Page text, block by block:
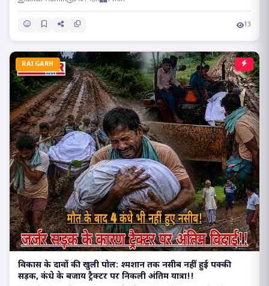
13
RAIGARH
विकास के दावों की खुली पोल: श्मशान तक नसीब नहीं हुई पक्की
सड़क, कंधे के बजाय ट्रैक्टर पर निकली अंतिम यात्रा!!